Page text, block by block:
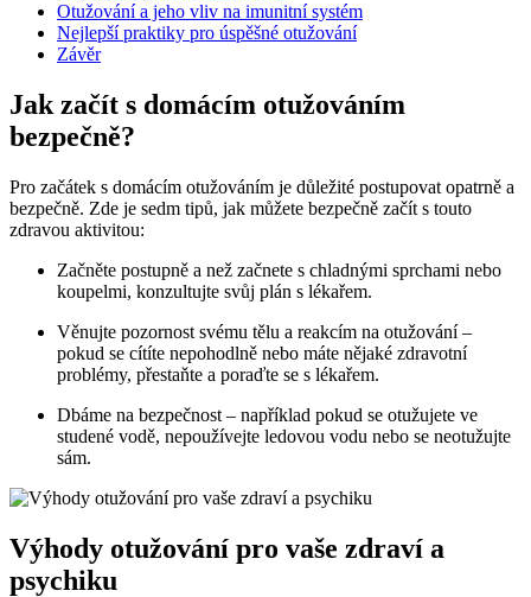
Otužování a jeho vliv na imunitní systém
Nejlepší praktiky pro úspěšné otužování
Závěr
Jak začít s domácím otužováním
bezpečně?
Pro začátek s domácím otužováním je důležité postupovat opatrně a
bezpečně. Zde je sedm tipů, jak můžete bezpečně začít s touto
zdravou aktivitou:
Začněte postupně a než začnete s chladnými sprchami nebo
koupelmi, konzultujte svůj plán s lékařem.
Věnujte pozornost svému tělu a reakcím na otužování –
pokud se cítíte nepohodlně nebo máte nějaké zdravotní
problémy, přestaňte a poraďte se s lékařem.
Dbáme na bezpečnost – například pokud se otužujete ve
studené vodě, nepoužívejte ledovou vodu nebo se neotužujte
sám.
Výhody otužování pro vaše zdraví a
psychiku